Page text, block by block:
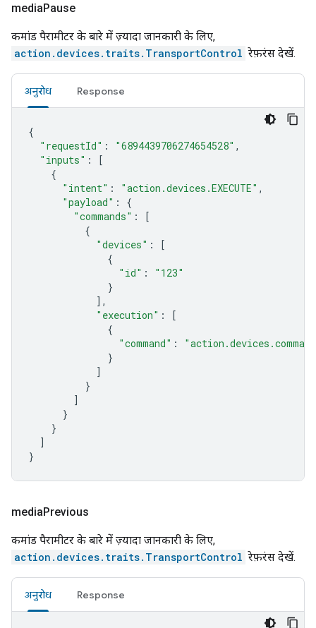
mediaPause
कमांड पैरामीटर के बारे में ज़्यादा जानकारी के लिए,
action.devices.traits.TransportControl रेफ़रंस देखें.
अनुरोध Response
{
"requestId" : "6894439706274654528" ,
"inputs" :
[
{
"intent" : "action.devices.EXECUTE" ,
"payload" :
{
"commands" :
[
{
"devices" :
[
{
"id" :
"123"
}
],
"execution" :
[
{
"command" :
}
]
}
]
}
}
]
}
mediaPrevious
कमांड पैरामीटर के बारे में ज़्यादा जानकारी के लिए,
action.devices.traits.TransportControl रेफ़रंस देखें.
अनुरोध Response